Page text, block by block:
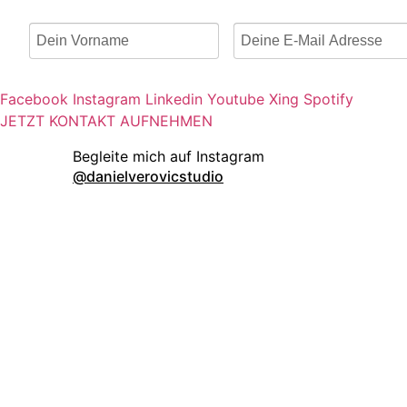
Facebook Instagram Linkedin Youtube Xing Spotify
JETZT KONTAKT AUFNEHMEN
danielverovicstudio